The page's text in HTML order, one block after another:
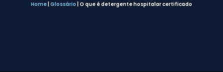
Home Glossário O que é detergente hospitalar certificado